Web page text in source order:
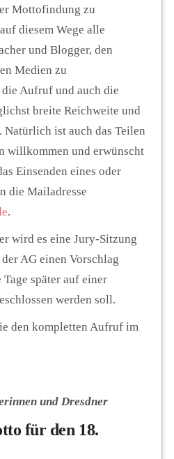
Mottofindung zu
diesem Wege alle
und Blogger, den
Medien zu
Aufruf und auch die
breite Reichweite und
Natürlich ist auch das Teilen
willkommen und erwünscht
Einsenden eines oder
die Mailadresse
.
wird es eine Jury-Sitzung
AG einen Vorschlag
später auf einer
werden soll.
den kompletten Aufruf im
und Dresdner
für den 18.